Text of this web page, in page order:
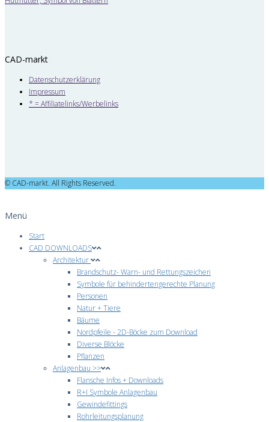
CAD-markt
Datenschutzerklärung
Impressum
* = Affiliatelinks/Werbelinks
© CAD-markt. All Rights Reserved.
Menü
Start
CAD DOWNLOADS
Architektur
Brandschutz- Warn- und Rettungszeichen
Symbole für behindertengerechte Planung
Personen
Natur + Tiere
Bäume
Nordpfeile - 2D-Böcke zum Download
Diverse Blöcke
Pflanzen
Anlagenbau >>
Flansche Infos + Downloads
R+I Symbole Anlagenbau
Gewindefittings
Rohrleitungsplanung